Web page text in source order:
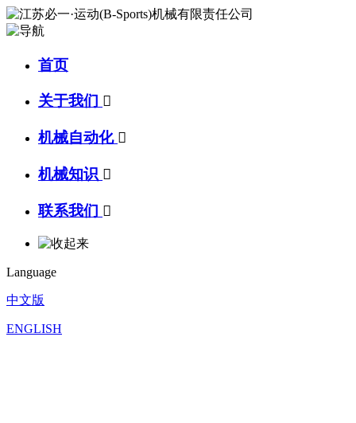
首页
关于我们 
机械自动化 
机械知识 
联系我们 
Language
中文版
ENGLISH